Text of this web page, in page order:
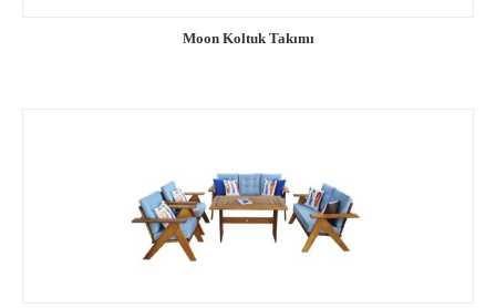
Moon Koltuk Takımı